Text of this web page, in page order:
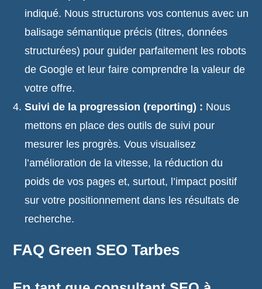
indiqué. Nous structurons vos contenus avec un
balisage sémantique précis (titres, données
structurées) pour guider parfaitement les robots
de Google et leur faire comprendre la valeur de
votre offre.
Suivi de la progression (reporting) : Nous
mettons en place des outils de suivi pour
mesurer les progrès. Vous visualisez
l’amélioration de la vitesse, la réduction du
poids de vos pages et, surtout, l’impact positif
sur votre positionnement dans les résultats de
recherche.
FAQ Green SEO Tarbes